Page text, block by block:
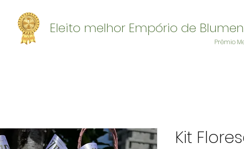
Eleito melhor Empório de
Prêmio
Kit